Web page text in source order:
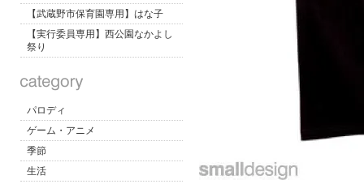
【武蔵野市保育園専用】はな子
【実行委員専用】西公園なかよし
祭り
パロディ
ゲーム・アニメ
季節
生活